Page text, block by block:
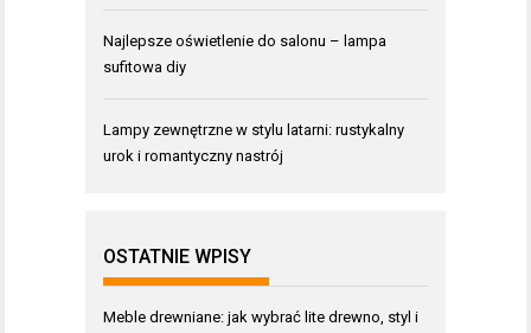
Najlepsze oświetlenie do salonu – lampa
sufitowa diy
Lampy zewnętrzne w stylu latarni: rustykalny
urok i romantyczny nastrój
OSTATNIE WPISY
Meble drewniane: jak wybrać lite drewno, styl i